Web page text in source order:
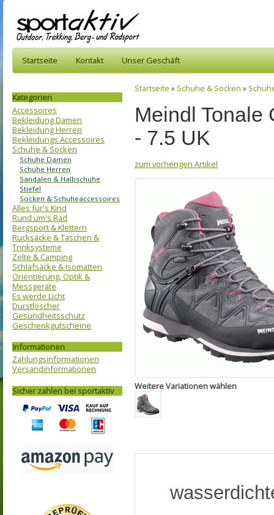
Startseite Kontakt Unser Geschäft
Startseite » Schuhe & Socken »
Meindl Tonale
- 7.5 UK
zum vorherigen Artikel
Weitere Variationen wählen
Kategorien
Accessoires
Bekleidung Damen
Bekleidung Herren
Bekleidungs Accessoires
Schuhe & Socken
Schuhe Damen
Schuhe Herren
Sandalen & Halbschuhe
Stiefel
Socken & Schuheaccessoires
Alles für's Kind
Rund um's Rad
Bergsport & Klettern
Rucksäcke & Taschen &
Trinksysteme
Zelte & Camping
Schlafsäcke & Isomatten
Orientierung, Optik &
Messgeräte
Es werde Licht
Durstlöscher
Gesundheitsschutz
Geschenkgutscheine
Informationen
Zahlungsinformationen
Versandinformationen
Sicher zahlen bei sportaktiv